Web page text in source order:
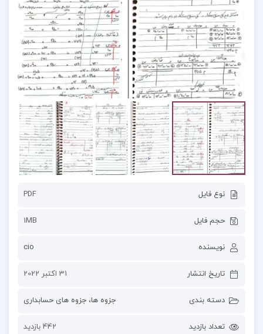
نوع فایل PDF
حجم فایل 1MB
نویسنده cio
تاریخ انتشار 31 اکتبر 2022
دسته بندی جزوه ها، جزوه های حسابداری
تعداد بازدید 442 بازدید